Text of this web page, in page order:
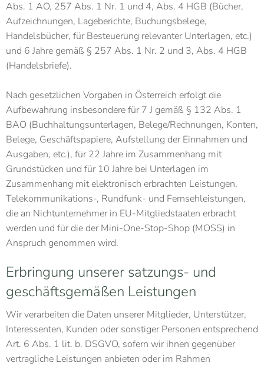
Abs. 1 AO, 257 Abs. 1 Nr. 1 und 4, Abs. 4 HGB (Bücher,
Aufzeichnungen, Lageberichte, Buchungsbelege,
Handelsbücher, für Besteuerung relevanter Unterlagen, etc.)
und 6 Jahre gemäß § 257 Abs. 1 Nr. 2 und 3, Abs. 4 HGB
(Handelsbriefe).
Nach gesetzlichen Vorgaben in Österreich erfolgt die
Aufbewahrung insbesondere für 7 J gemäß § 132 Abs. 1
BAO (Buchhaltungsunterlagen, Belege/Rechnungen, Konten,
Belege, Geschäftspapiere, Aufstellung der Einnahmen und
Ausgaben, etc.), für 22 Jahre im Zusammenhang mit
Grundstücken und für 10 Jahre bei Unterlagen im
Zusammenhang mit elektronisch erbrachten Leistungen,
Telekommunikations-, Rundfunk- und Fernsehleistungen,
die an Nichtunternehmer in EU-Mitgliedstaaten erbracht
werden und für die der Mini-One-Stop-Shop (MOSS) in
Anspruch genommen wird.
Erbringung unserer satzungs- und
geschäftsgemäßen Leistungen
Wir verarbeiten die Daten unserer Mitglieder, Unterstützer,
Interessenten, Kunden oder sonstiger Personen entsprechend
Art. 6 Abs. 1 lit. b. DSGVO, sofern wir ihnen gegenüber
vertragliche Leistungen anbieten oder im Rahmen